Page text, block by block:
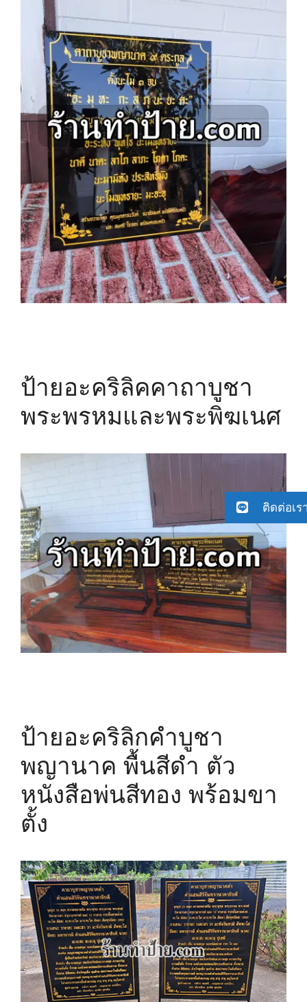
ป้ายอะคริลิคคาถาบูชา
พระพรหมและพระพิฆเนศ
ป้ายอะคริลิกคำบูชา
พญานาค พื้นสีดำ ตัว
หนังสือพ่นสีทอง พร้อมขา
ตั้ง
ติดต่อเร